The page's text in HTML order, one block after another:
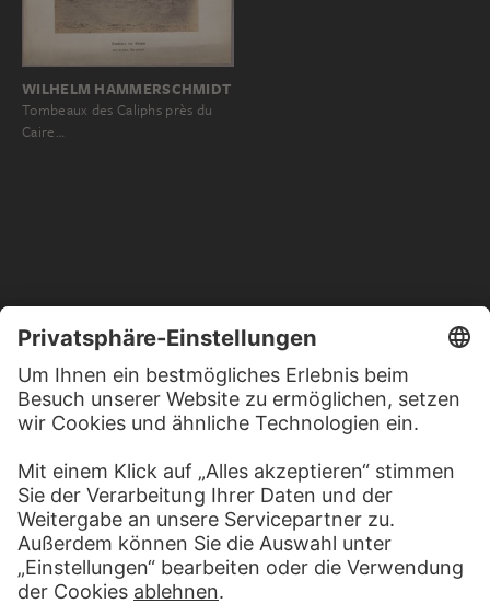
WILHELM HAMMERSCHMIDT
Tombeaux des Caliphs près du
Caire…